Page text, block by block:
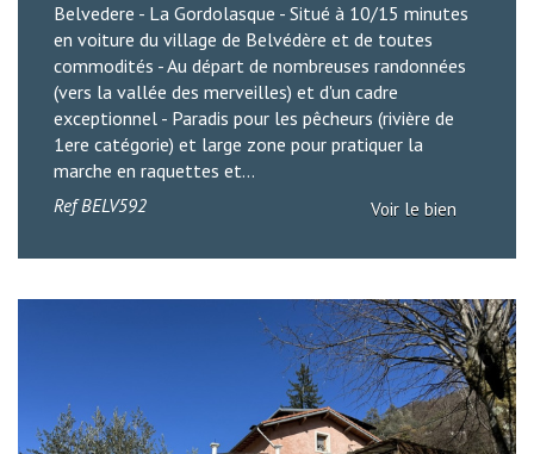
Belvedere - La Gordolasque - Situé à 10/15 minutes
en voiture du village de Belvédère et de toutes
commodités - Au départ de nombreuses randonnées
(vers la vallée des merveilles) et d'un cadre
exceptionnel - Paradis pour les pêcheurs (rivière de
1ere catégorie) et large zone pour pratiquer la
marche en raquettes et...
RefBELV592 Voir le bien